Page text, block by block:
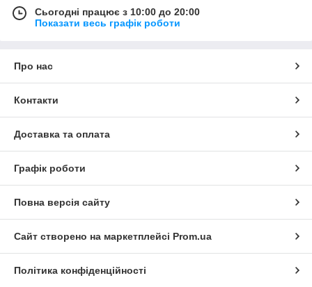
Сьогодні працює з 10:00 до 20:00
Показати весь графік роботи
Про нас
Контакти
Доставка та оплата
Графік роботи
Повна версія сайту
Сайт створено на маркетплейсі Prom.ua
Політика конфіденційності